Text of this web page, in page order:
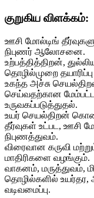
குறுகிய விளக்கம்:
ஊசி மோல்டிங்
நிபுணர் ஆலோசனை.
உற்பத்தித்திறன்,
தொழில்முறை
உகந்த அச்சு
செய்வதற்கான மேம்பட்ட
உருவகப்படுத்துதல்.
உயர் செயல்திறன்
தீர்வுகள் உட்பட, ஊசி
நிபுணத்துவம்.
விரைவான கருவி
மாதிரிகளை வழங்கும்.
வாகனம், மருத்துவம்,
தொழில்களில் உயர்தர,
வடிவமைப்பு.